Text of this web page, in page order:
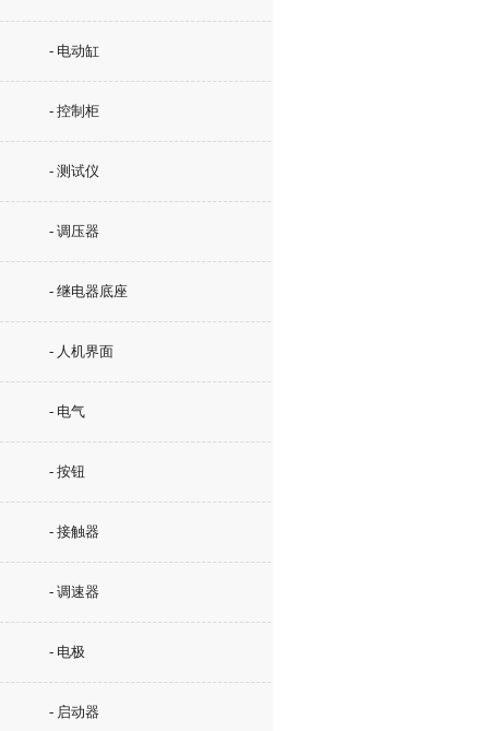
- 电动缸
- 控制柜
- 测试仪
- 调压器
- 继电器底座
- 人机界面
- 电气
- 按钮
- 接触器
- 调速器
- 电极
- 启动器